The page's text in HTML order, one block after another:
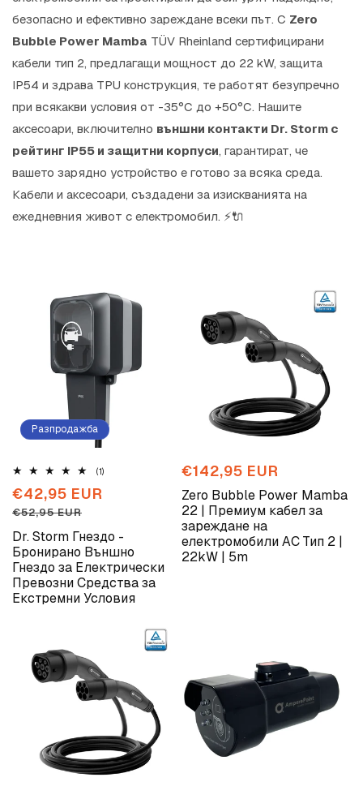
безопасно и ефективно зареждане всеки път. С Zero
Bubble Power Mamba TÜV Rheinland сертифицирани
кабели тип 2, предлагащи мощност до 22 kW, защита
IP54 и здрава TPU конструкция, те работят безупречно
при всякакви условия от -35°C до +50°C. Нашите
аксесоари, включително външни контакти Dr. Storm с
рейтинг IP55 и защитни корпуси, гарантират, че
вашето зарядно устройство е готово за всяка среда.
Кабели и аксесоари, създадени за изискванията на
ежедневния живот с електромобил. ⚡🔌
Разпродажба
Dr. Storm Гнездо -
Бронирано Външно
Гнездо за Електрически
Превозни Средства за
Екстремни Условия
(1)
Промоционална
цена
€42,95 EUR
Обичайна
€52,95 EUR
Zero Bubble Power Mamba
22 | Премиум кабел за
зареждане на
електромобили AC Тип 2 |
22kW | 5m
Обичайна
цена
€142,95 EUR